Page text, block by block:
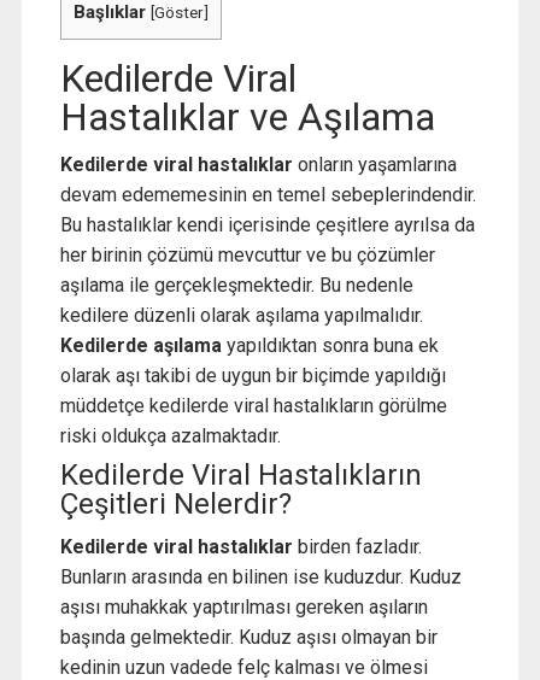
Başlıklar [Göster]
Kedilerde Viral
Hastalıklar ve Aşılama
Kedilerde viral hastalıklar onların yaşamlarına
devam edememesinin en temel sebeplerindendir.
Bu hastalıklar kendi içerisinde çeşitlere ayrılsa da
her birinin çözümü mevcuttur ve bu çözümler
aşılama ile gerçekleşmektedir. Bu nedenle
kedilere düzenli olarak aşılama yapılmalıdır.
Kedilerde aşılama yapıldıktan sonra buna ek
olarak aşı takibi de uygun bir biçimde yapıldığı
müddetçe kedilerde viral hastalıkların görülme
riski oldukça azalmaktadır.
Kedilerde Viral Hastalıkların
Çeşitleri Nelerdir?
Kedilerde viral hastalıklar birden fazladır.
Bunların arasında en bilinen ise kuduzdur. Kuduz
aşısı muhakkak yaptırılması gereken aşıların
başında gelmektedir. Kuduz aşısı olmayan bir
kedinin uzun vadede felç kalması ve ölmesi